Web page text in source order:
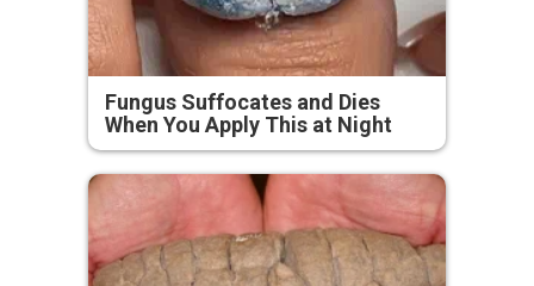
Fungus Suffocates and Dies
When You Apply This at Night